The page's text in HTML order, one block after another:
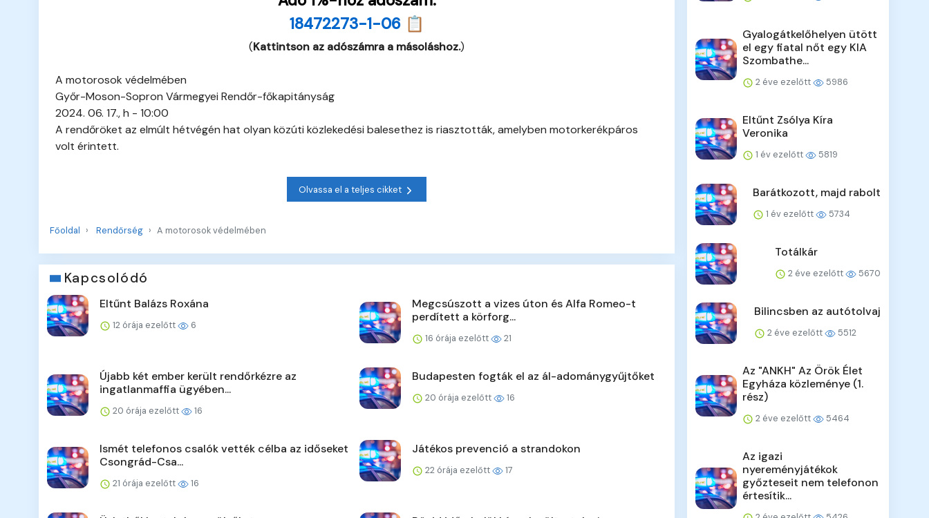
18472273-1-06 📋
(Kattintson az adószámra a másoláshoz.)
A motorosok védelmében
Győr-Moson-Sopron Vármegyei Rendőr-főkapitányság
2024. 06. 17., h - 10:00
A rendőröket az elmúlt hétvégén hat olyan közúti közlekedési balesethez is riasztották, amelyben motorkerékpáros
volt érintett.
Olvassa el a teljes cikket
Főoldal Rendőrség A motorosok védelmében
Kapcsolódó
Eltűnt Balázs Roxána
12 órája ezelőtt 6
Megcsúszott a vizes úton és Alfa Romeo-t
perdített a körforg...
16 órája ezelőtt 21
Újabb két ember került rendőrkézre az
ingatlanmaffia ügyében...
20 órája ezelőtt 16
Budapesten fogták el az ál-adománygyűjtőket
20 órája ezelőtt 16
Ismét telefonos csalók vették célba az időseket
Csongrád-Csa...
21 órája ezelőtt 16
Játékos prevenció a strandokon
22 órája ezelőtt 17
Gyalogátkelőhelyen ütött
el egy fiatal nőt egy KIA
Szombathe...
2 éve ezelőtt 5986
Eltűnt Zsólya Kíra
Veronika
1 év ezelőtt 5819
Barátkozott, majd rabolt
1 év ezelőtt 5734
Totálkár
2 éve ezelőtt 5670
Bilincsben az autótolvaj
2 éve ezelőtt 5512
Az "ANKH" Az Örök Élet
Egyháza közleménye (1.
rész)
2 éve ezelőtt 5464
Az igazi
nyereményjátékok
győzteseit nem telefonon
értesítik...